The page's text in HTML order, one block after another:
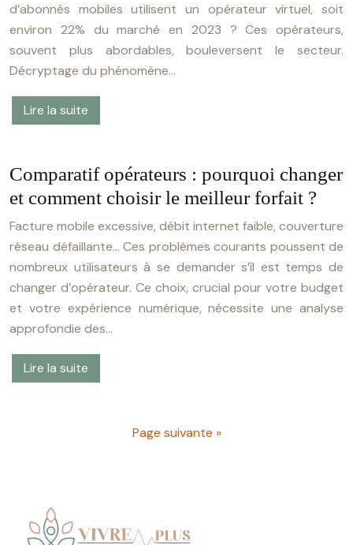
d’abonnés mobiles utilisent un opérateur virtuel, soit
environ 22% du marché en 2023 ? Ces opérateurs,
souvent plus abordables, bouleversent le secteur.
Décryptage du phénomène…
Lire la suite
Comparatif opérateurs : pourquoi changer
et comment choisir le meilleur forfait ?
Facture mobile excessive, débit internet faible, couverture
réseau défaillante… Ces problèmes courants poussent de
nombreux utilisateurs à se demander s’il est temps de
changer d’opérateur. Ce choix, crucial pour votre budget
et votre expérience numérique, nécessite une analyse
approfondie des…
Lire la suite
Page suivante »